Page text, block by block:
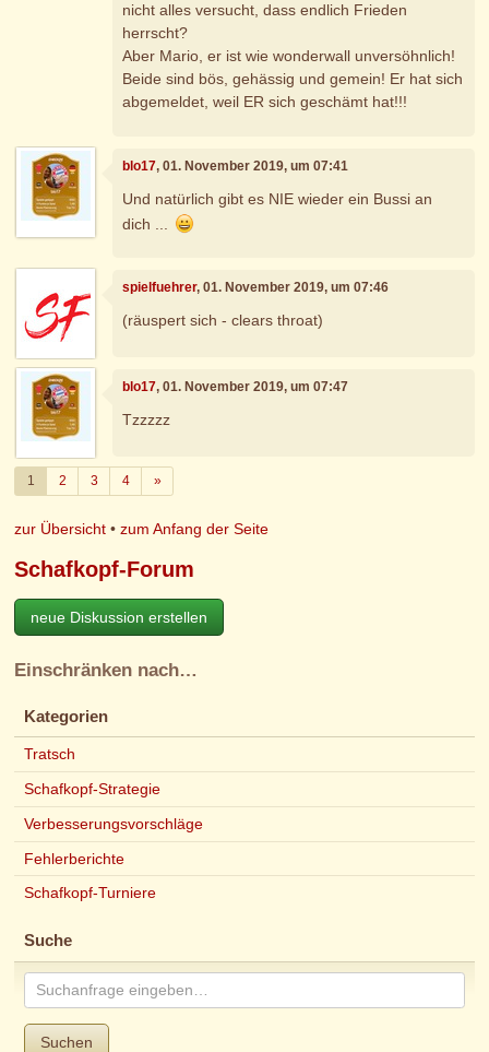
nicht alles versucht, dass endlich Frieden
herrscht?
Aber Mario, er ist wie wonderwall unversöhnlich!
Beide sind bös, gehässig und gemein! Er hat sich
abgemeldet, weil ER sich geschämt hat!!!
blo17, 01. November 2019, um 07:41
Und natürlich gibt es NIE wieder ein Bussi an
dich ...
spielfuehrer, 01. November 2019, um 07:46
(räuspert sich - clears throat)
blo17, 01. November 2019, um 07:47
Tzzzzz
1 2 3 4 »Weiter
zur Übersicht •zum Anfang der Seite
Schafkopf-Forum
neue Diskussion erstellen
Einschränken nach…
Kategorien
Tratsch
Schafkopf-Strategie
Verbesserungsvorschläge
Fehlerberichte
Schafkopf-Turniere
Suche
Suchen